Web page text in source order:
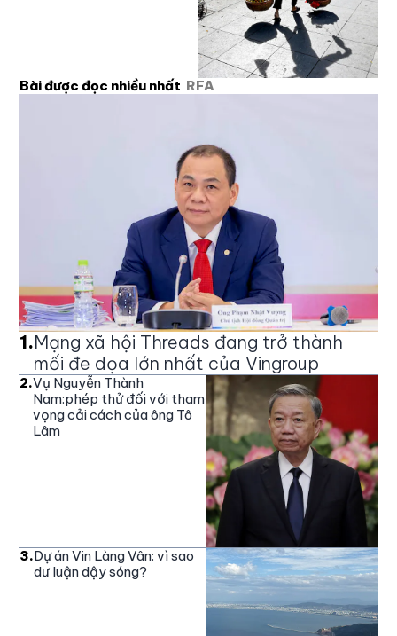
Bài được đọc nhiều nhất RFA
1.Mạng xã hội Threads đang trở thành
mối đe dọa lớn nhất của Vingroup
2.Vụ Nguyễn Thành
Nam:phép thử đối với tham
vọng cải cách của ông Tô
Lâm
3.Dự án Vin Làng Vân: vì sao
dư luận dậy sóng?